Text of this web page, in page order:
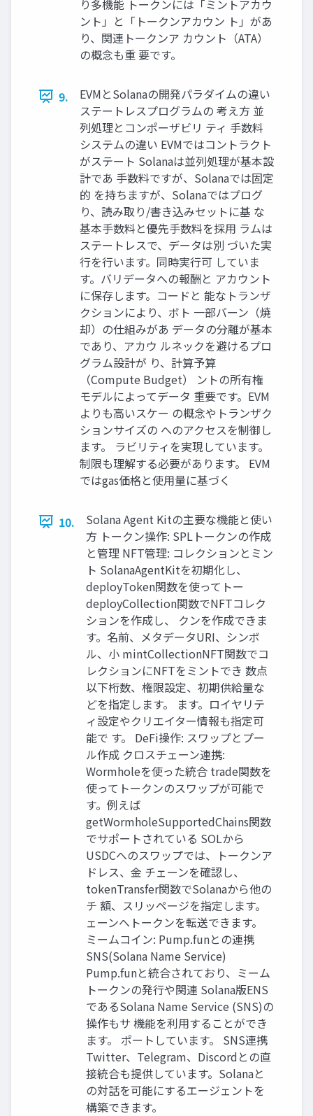
り多機能 トークンには「ミントアカウ
ント」と「トークンアカウン ト」があ
り、関連トークンア カウント（ATA）
の概念も重 要です。
9.
EVMとSolanaの開発パラダイムの違い
ステートレスプログラムの 考え方 並
列処理とコンポーザビリ ティ 手数料
システムの違い EVMではコントラクト
がステート Solanaは並列処理が基本設
計であ 手数料ですが、Solanaでは固定
的 を持ちますが、Solanaではプログ
り、読み取り/書き込みセットに基 な
基本手数料と優先手数料を採用 ラムは
ステートレスで、データは別 づいた実
行を行います。同時実行可 していま
す。バリデータへの報酬と アカウント
に保存します。コードと 能なトランザ
クションにより、ボト 一部バーン（焼
却）の仕組みがあ データの分離が基本
であり、アカウ ルネックを避けるプロ
グラム設計が り、計算予算
（Compute Budget） ントの所有権
モデルによってデータ 重要です。EVM
よりも高いスケー の概念やトランザク
ションサイズの へのアクセスを制御し
ます。 ラビリティを実現しています。
制限も理解する必要があります。 EVM
ではgas価格と使用量に基づく
10.
Solana Agent Kitの主要な機能と使い
方 トークン操作: SPLトークンの作成
と管理 NFT管理: コレクションとミン
ト SolanaAgentKitを初期化し、
deployToken関数を使ってトー
deployCollection関数でNFTコレク
ションを作成し、 クンを作成できま
す。名前、メタデータURI、シンボ
ル、小 mintCollectionNFT関数でコ
レクションにNFTをミントでき 数点
以下桁数、権限設定、初期供給量な
どを指定します。 ます。ロイヤリテ
ィ設定やクリエイター情報も指定可
能で す。 DeFi操作: スワップとプー
ル作成 クロスチェーン連携:
Wormholeを使った統合 trade関数を
使ってトークンのスワップが可能で
す。例えば
getWormholeSupportedChains関数
でサポートされている SOLから
USDCへのスワップでは、トークンア
ドレス、金 チェーンを確認し、
tokenTransfer関数でSolanaから他の
チ 額、スリッページを指定します。
ェーンへトークンを転送できます。
ミームコイン: Pump.funとの連携
SNS(Solana Name Service)
Pump.funと統合されており、ミーム
トークンの発行や関連 Solana版ENS
であるSolana Name Service (SNS)の
操作もサ 機能を利用することができ
ます。 ポートしています。 SNS連携
Twitter、Telegram、Discordとの直
接統合も提供しています。Solanaと
の対話を可能にするエージェントを
構築できます。